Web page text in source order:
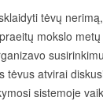
tėvų
mokslo
tėvus atvirai
sistemoje